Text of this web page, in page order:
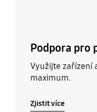
Podpora pro
Využijte zařízení
maximum.
Zjistit více